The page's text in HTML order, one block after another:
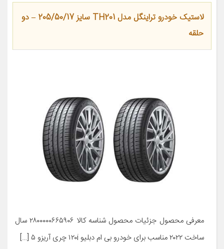
لاستیک خودرو تراینگل مدل TH201 سایز 205/50/17 – دو
حلقه
معرفی محصول جزئیات محصول شناسه کالا ۲۸۰۰۰۰۰۶۶۵۹۰۶ سال
ساخت ۲۰۲۲ مناسب برای خودرو بی ام دبلیو ۱۲۰i چری آریزو ۵ […]